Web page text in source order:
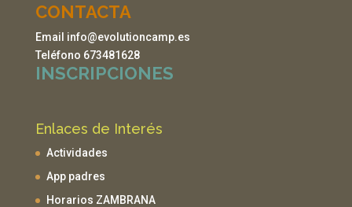
CONTACTA
Email info@evolutioncamp.es
Teléfono 673481628
INSCRIPCIONES
Enlaces de Interés
Actividades
App padres
Horarios ZAMBRANA